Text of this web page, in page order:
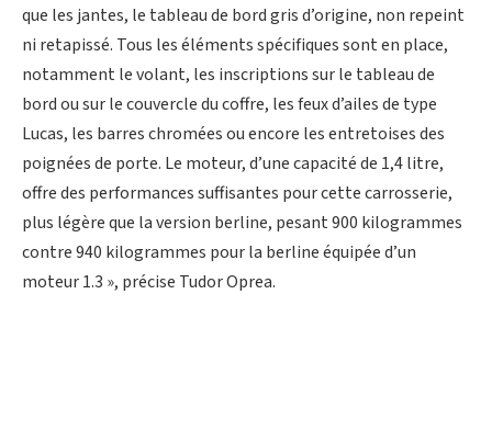
que les jantes, le tableau de bord gris d’origine, non repeint
ni retapissé. Tous les éléments spécifiques sont en place,
notamment le volant, les inscriptions sur le tableau de
bord ou sur le couvercle du coffre, les feux d’ailes de type
Lucas, les barres chromées ou encore les entretoises des
poignées de porte. Le moteur, d’une capacité de 1,4 litre,
offre des performances suffisantes pour cette carrosserie,
plus légère que la version berline, pesant 900 kilogrammes
contre 940 kilogrammes pour la berline équipée d’un
moteur 1.3 », précise Tudor Oprea.